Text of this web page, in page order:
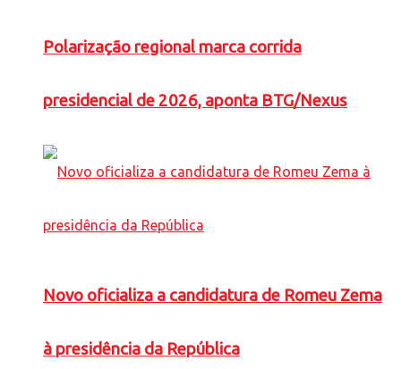
Polarização regional marca corrida
presidencial de 2026, aponta BTG/Nexus
Novo oficializa a candidatura de Romeu Zema
à presidência da República